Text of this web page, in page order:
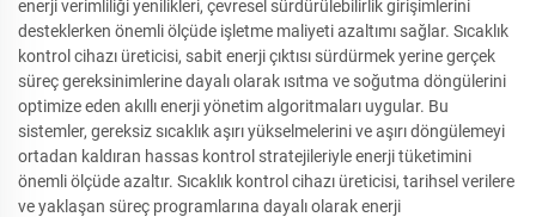
enerji verimliliği yenilikleri, çevresel sürdürülebilirlik girişimlerini
desteklerken önemli ölçüde işletme maliyeti azaltımı sağlar. Sıcaklık
kontrol cihazı üreticisi, sabit enerji çıktısı sürdürmek yerine gerçek
süreç gereksinimlerine dayalı olarak ısıtma ve soğutma döngülerini
optimize eden akıllı enerji yönetim algoritmaları uygular. Bu
sistemler, gereksiz sıcaklık aşırı yükselmelerini ve aşırı döngülemeyi
ortadan kaldıran hassas kontrol stratejileriyle enerji tüketimini
önemli ölçüde azaltır. Sıcaklık kontrol cihazı üreticisi, tarihsel verilere
ve yaklaşan süreç programlarına dayalı olarak enerji